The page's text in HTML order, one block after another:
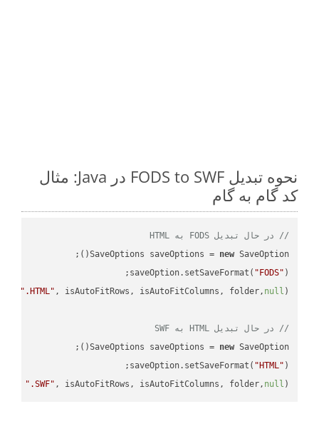
نحوه تبدیل FODS to SWF در Java: مثال
کد گام به گام
// در حال تبدیل FODS به HTML
SaveOptions saveOptions = new
saveOption.setSaveFormat( "FODS"
".HTML" , isAutoFitRows, isAutoFitColumns, folder, null
// در حال تبدیل HTML به SWF
SaveOptions saveOptions = new
saveOption.setSaveFormat( "HTML"
".SWF" , isAutoFitRows, isAutoFitColumns, folder, null );